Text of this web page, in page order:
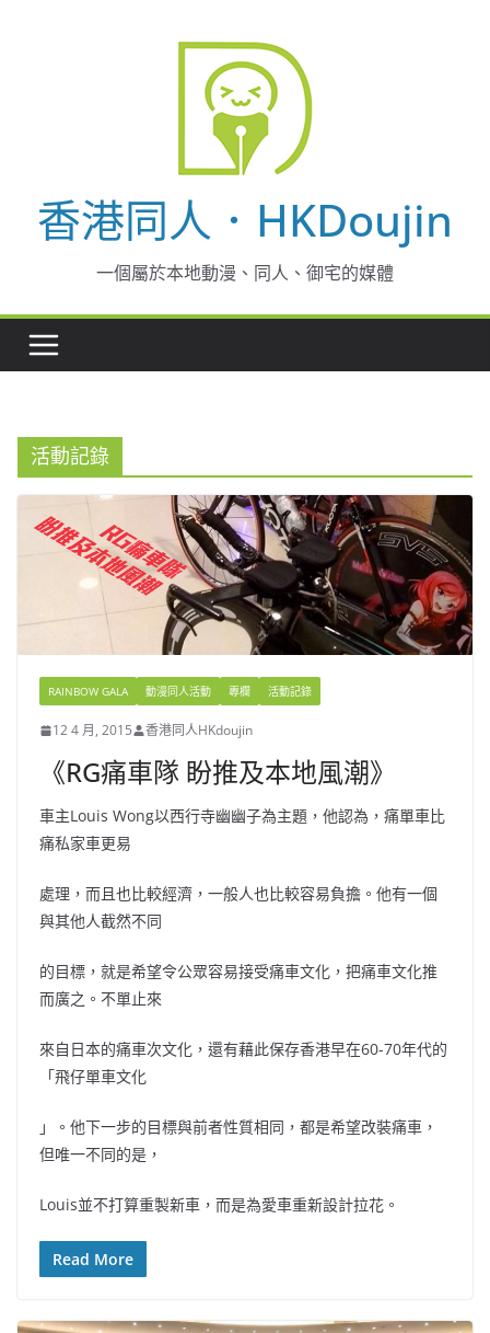
香港同人．HKDoujin
一個屬於本地動漫、同人、御宅的媒體
活動記錄
RAINBOW GALA 動漫同人活動 專欄 活動記錄
12 4 月, 2015 香港同人HKdoujin
《RG痛車隊 盼推及本地風潮》
車主Louis Wong以西行寺幽幽子為主題，他認為，痛單車比
痛私家車更易
處理，而且也比較經濟，一般人也比較容易負擔。他有一個
與其他人截然不同
的目標，就是希望令公眾容易接受痛車文化，把痛車文化推
而廣之。不單止來
來自日本的痛車次文化，還有藉此保存香港早在60-70年代的
「飛仔單車文化
」。他下一步的目標與前者性質相同，都是希望改裝痛車，
但唯一不同的是，
Louis並不打算重製新車，而是為愛車重新設計拉花。
Read More